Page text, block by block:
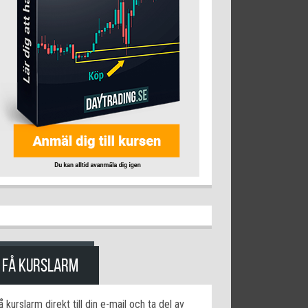
FÅ KURSLARM
kurslarm direkt till din e-mail och ta del av